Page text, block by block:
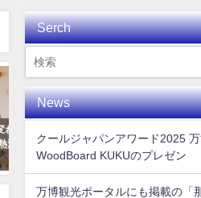
Serch
News
クールジャパンアワード2025
WoodBoard KUKUのプレゼン
万博観光ポータルにも掲載の「